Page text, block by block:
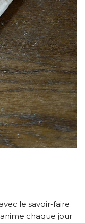
le savoir-faire
chaque jour